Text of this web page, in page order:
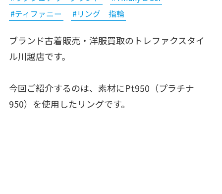
#ティファニー
#リング 指輪
ブランド古着販売・洋服買取のトレファクスタイ
ル川越店です。
今回ご紹介するのは、素材にPt950（プラチナ
950）を使用したリングです。